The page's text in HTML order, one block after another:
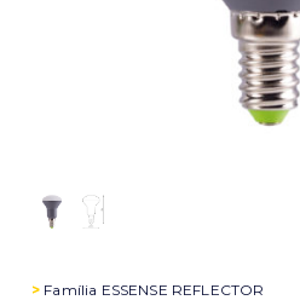
> Família ESSENSE REFLECTOR